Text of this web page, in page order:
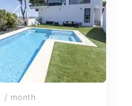
/ month